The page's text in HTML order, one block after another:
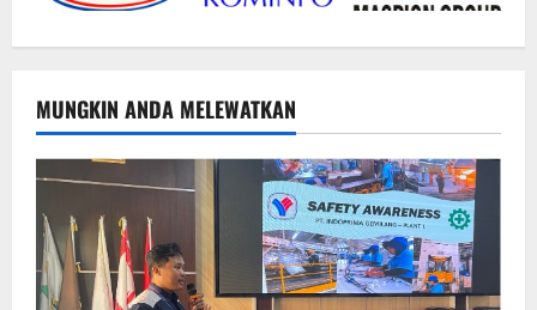
MUNGKIN ANDA MELEWATKAN